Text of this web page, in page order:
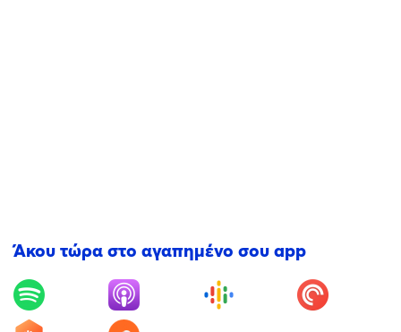
Άκου τώρα στο αγαπημένο σου app